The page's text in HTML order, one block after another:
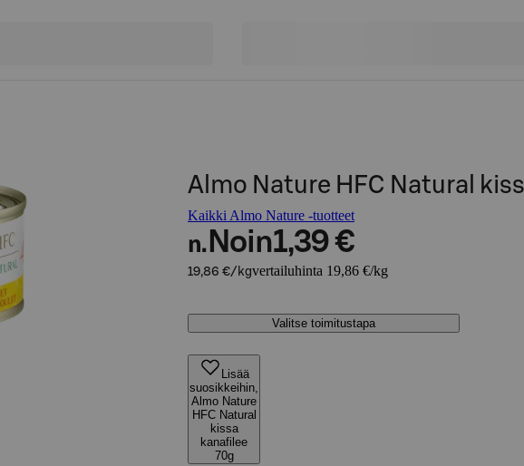
Almo Nature HFC Natural
Kaikki Almo Nature -tuotteet
n. Noin1,39 €
19,86 €/kgvertailuhinta 19,86 €/kg
Valitse toimitustapa
Lisää
suosikkeihin,
Almo Nature
HFC Natural
kissa
kanafilee
70g